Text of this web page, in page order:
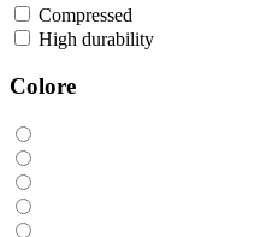
Compressed
High durability
Colore